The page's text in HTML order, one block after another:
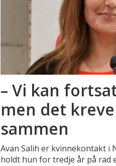
– Vi kan
men det
sammen
Avan Salih er kvinnekontakt i
holdt hun for tredje år på rad